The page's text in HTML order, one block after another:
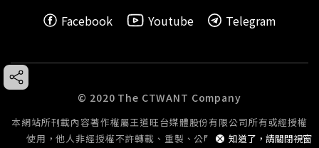
知道了，請關閉視窗
Facebook
Youtube Telegram
© 2020 The CTWANT Company
本網站所刊載內容著作權屬王道旺台媒體股份有限公司所有或經授權
使用，他人非經授權不許轉載、重製、公開播送或公開傳輸。